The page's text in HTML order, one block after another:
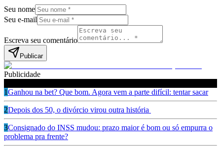
Seu nome
Seu e-mail
Escreva seu comentário
Publicar
Publicidade
1Ganhou na bet? Que bom. Agora vem a parte difícil: tentar sacar
2Depois dos 50, o divórcio virou outra história
3Consignado do INSS mudou: prazo maior é bom ou só empurra o
problema pra frente?